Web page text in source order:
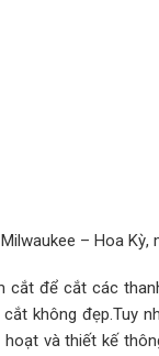
– Hoa
cắt để cắt các
không đẹp.Tuy
và thiết kế